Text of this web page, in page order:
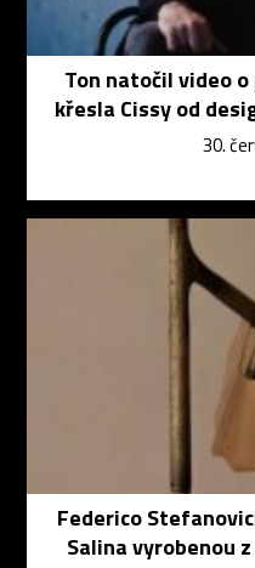
Ton natočil video
křesla Cissy od
30.
Federico
Salina vyrobenou